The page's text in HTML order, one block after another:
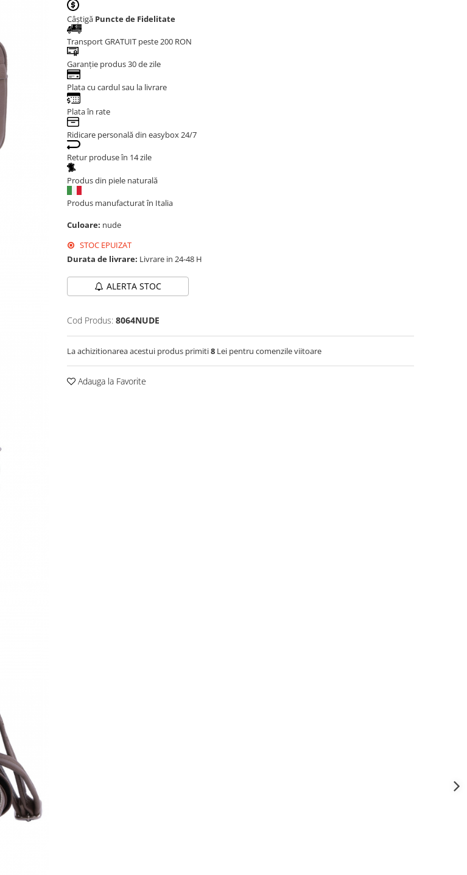
Câștigă Puncte de Fidelitate
Transport GRATUIT peste 200 RON
Garanție produs 30 de zile
Plata cu cardul sau la livrare
Plata în rate
Ridicare personală din easybox 24/7
Retur produse în 14 zile
Produs din piele naturală
Produs manufacturat în Italia
Culoare: nude
STOC EPUIZAT
Durata de livrare: Livrare in 24-48 H
ALERTA STOC
Cod Produs: 8064NUDE
La achizitionarea acestui produs primiti8 Lei pentru comenzile viitoare
Adauga la Favorite